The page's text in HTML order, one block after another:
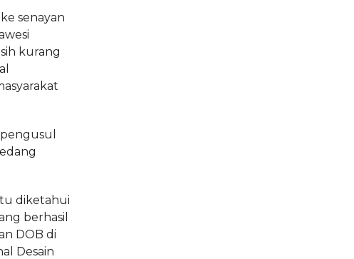
senayan
kurang
diketahui
berhasil
DOB di
Desain